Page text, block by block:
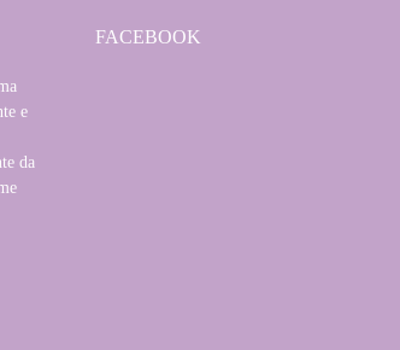
e
da
FACEBOOK